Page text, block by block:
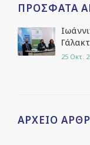
ΠΡΟΣΦΑΤΑ
25 Οκτ.
ΑΡΧΕΊΟ